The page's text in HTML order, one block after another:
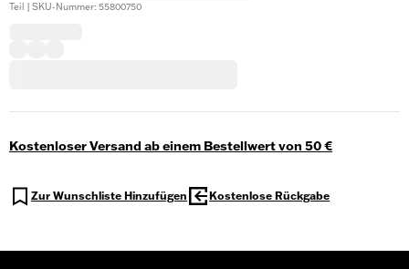
Teil | SKU-Nummer: 55800750
Kostenloser Versand ab einem Bestellwert von 50 €
Zur Wunschliste Hinzufügen Kostenlose Rückgabe